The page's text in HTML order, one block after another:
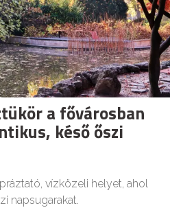
a fővárosban
késő őszi
vízközeli helyet, ahol
napsugarakat.